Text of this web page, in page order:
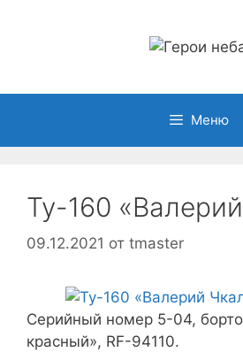
Меню
Ту-160
09.12.2021 от tmaster
Серийный номер 5-04,
красный», RF-94110.